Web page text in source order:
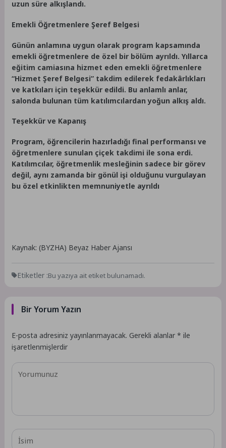
uzun süre alkışlandı.
Emekli Öğretmenlere Şeref Belgesi
Günün anlamına uygun olarak program kapsamında
emekli öğretmenlere de özel bir bölüm ayrıldı. Yıllarca
eğitim camiasına hizmet eden emekli öğretmenlere
“Hizmet Şeref Belgesi” takdim edilerek fedakârlıkları
ve katkıları için teşekkür edildi. Bu anlamlı anlar,
salonda bulunan tüm katılımcılardan yoğun alkış aldı.
Teşekkür ve Kapanış
Program, öğrencilerin hazırladığı final performansı ve
öğretmenlere sunulan çiçek takdimi ile sona erdi.
Katılımcılar, öğretmenlik mesleğinin sadece bir görev
değil, aynı zamanda bir gönül işi olduğunu vurgulayan
bu özel etkinlikten memnuniyetle ayrıldı
Kaynak: (BYZHA) Beyaz Haber Ajansı
Etiketler :Bu yazıya ait etiket bulunamadı.
Bir Yorum Yazın
E-posta adresiniz yayınlanmayacak. Gerekli alanlar* ile
işaretlenmişlerdir